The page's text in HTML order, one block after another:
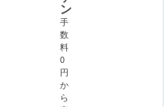
ン
手
数
料
0
円
か
ら